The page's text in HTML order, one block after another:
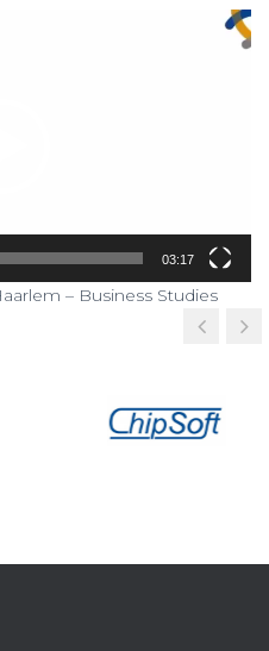
03:17
– Business Studies